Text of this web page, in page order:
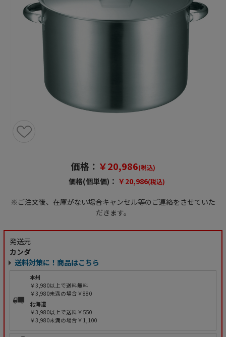
価格： ￥20,986(税込)
価格(個単価)： ￥20,986(税込)
※ご注文後、在庫がない場合キャンセル等のご連絡をさせていた
だきます。
発送元
カンダ
送料対策に！商品はこちら
本州
￥3,980以上で送料無料
￥3,980未満の場合￥880
北海道
￥3,980以上で送料￥550
￥3,980未満の場合￥1,100